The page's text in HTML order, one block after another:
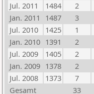
Jul. 2011
1484 2
Jan. 2011
1487 3
Jul. 2010
1425 1
Jan. 2010 1391 2
Jul. 2009
1405 2
Jan. 2009 1378 2
Jul. 2008
1373 7
Gesamt
33